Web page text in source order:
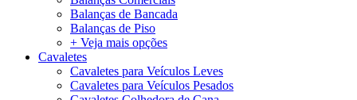
Balanças de Bancada
Balanças de Piso
+ Veja mais opções
Cavaletes
Cavaletes para Veículos Leves
Cavaletes para Veículos Pesados